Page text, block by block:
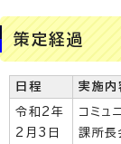
策定経過
日程 実施内
令和2年
2月3日
コミュ
課所長